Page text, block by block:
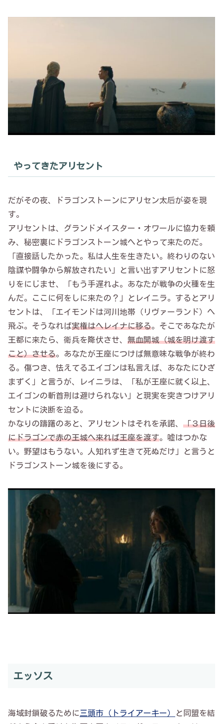
やってきたアリセント
だがその夜、ドラゴンストーンにアリセン太后が姿を現
す。
アリセントは、グランドメイスター・オワールに協力を頼
み、秘密裏にドラゴンストーン城へとやって来たのだ。
「直接話したかった。私は人生を生きたい。終わりのない
陰謀や闘争から解放されたい」と言い出すアリセントに怒
りをにじませ、「もう手遅れよ。あなたが戦争の火種を生
んだ。ここに何をしに来たの？」とレイニラ。するとアリ
セントは、「エイモンドは河川地帯（リヴァーランド）へ
飛ぶ。そうなれば実権はヘレイナに移る。そこであなたが
王都に来たら、衛兵を降伏させ、 無血開城（城を明け渡す
こと）させる。あなたが王座につけば無意味な戦争が終わ
る。傷つき、怯えてるエイゴンは私言えば、あなたにひざ
まずく」と言うが、レイニラは、「私が王座に就く以上、
エイゴンの斬首刑は避けられない」と現実を突きつけアリ
セントに決断を迫る。
かなりの躊躇のあと、アリセントはそれを承諾、 「３日後
にドラゴンで赤の王城へ来れば王座を渡す。嘘はつかな
い。野望はもうない。人知れず生きて死ぬだけ」と言うと
ドラゴンストーン城を後にする。
エッソス
海域封鎖破るために三頭市（トライアーキー）
と同盟を結